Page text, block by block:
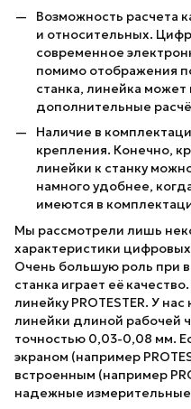
Возможность расчета
и относительных.
современное
помимо отображения
станка, линейка
дополнительные
Наличие в
крепления. Конечно,
линейки к станку
намного удобнее,
имеются в
Мы рассмотрели лишь
характеристики
Очень большую роль при
станка играет её
линейку PROTESTER. У
линейки длиной рабочей
точностью 0,03-0,08 мм.
экраном (например
встроенным (например
надежные